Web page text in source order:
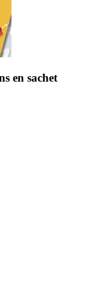
en sachet